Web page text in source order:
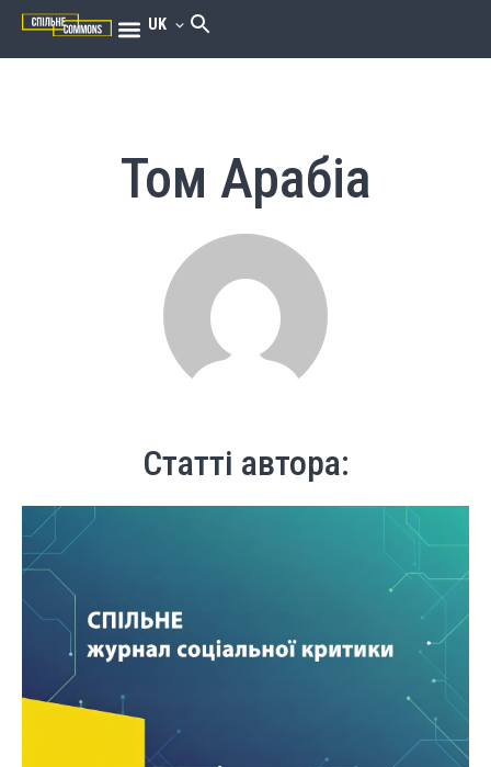
UK
Том Арабіа
Статті автора: